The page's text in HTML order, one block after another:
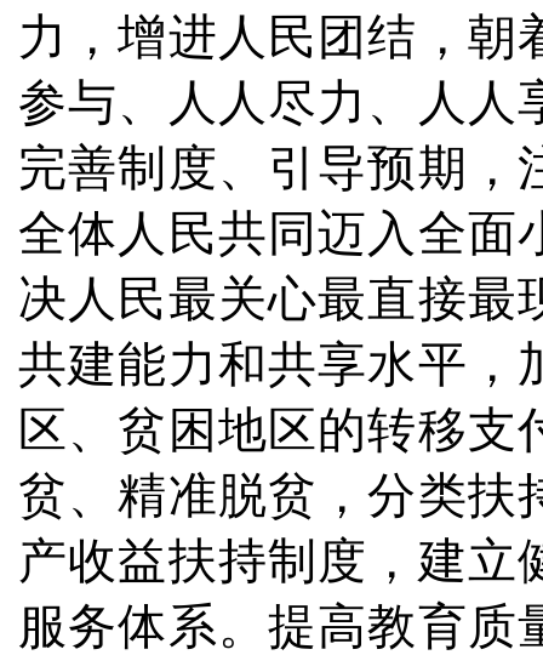
力，增进人民团结，朝
参与、人人尽力、人人
完善制度、引导预期，
全体人民共同迈入全面
决人民最关心最直接最
共建能力和共享水平，
区、贫困地区的转移支
贫、精准脱贫，分类扶
产收益扶持制度，建立
服务体系。提高教育质